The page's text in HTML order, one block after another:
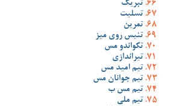
تبریک
تسلیت
تمرین
تنیس روی میز
تکواندو مس
تیراندازی
تیم امید مس
تیم جوانان مس
تیم مس ب
تیم ملی